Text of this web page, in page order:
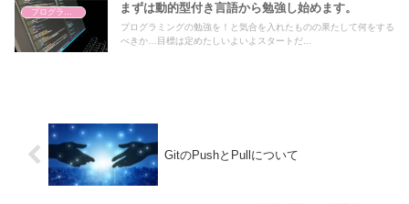
プログラミング学習 まずは動的型付き言語から勉強し始めます。
プログラミングの勉強を！と気合を入れたものの果たして何をする
べきか…目標は定めたしいよいよスタートだ...
GitのPushとPullについて